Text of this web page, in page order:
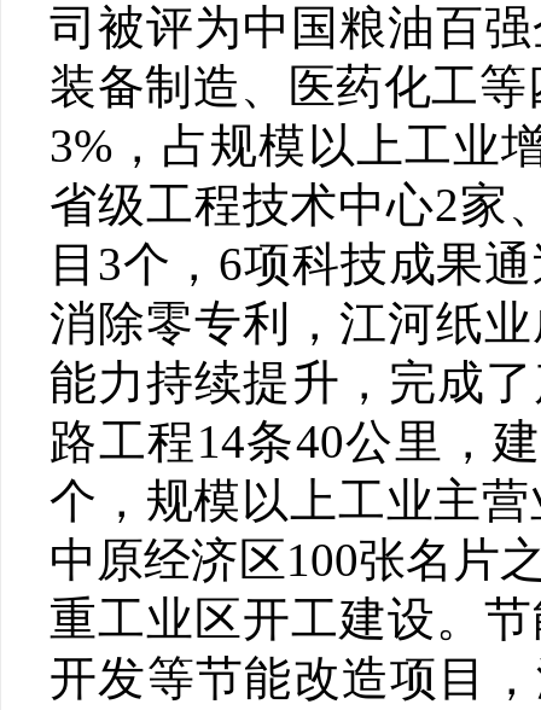
司被评为中国粮油百
装备制造、医药化工
3%，占规模以上工业
省级工程技术中心2家
目3个，6项科技成果
消除零专利，江河纸
能力持续提升，完成
路工程14条40公里，
个，规模以上工业主
中原经济区100张名片
重工业区开工建设。
开发等节能改造项目